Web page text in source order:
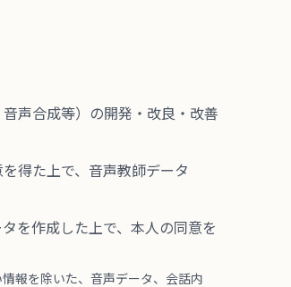
声合成等）の開発・改良・改善
得た上で、音声教師データ
を作成した上で、本人の同意を
報を除いた、音声データ、会話内